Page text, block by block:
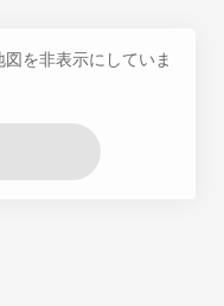
を非表示にしていま